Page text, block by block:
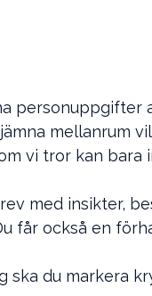
mellanrum
vi tror kan bara
med insikter,
får också en
du markera